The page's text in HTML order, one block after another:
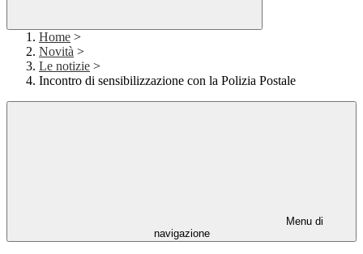
Home >
Novità >
Le notizie >
Incontro di sensibilizzazione con la Polizia Postale
Menu di
navigazione